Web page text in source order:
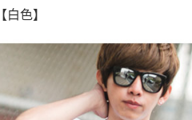
３．收到繳費通知簡訊後14天內，點
／ATM／網路銀行／等多元方式進行
絡購買商品的店家。未經商家同意取
先享後付繳納相關費用。
※ 交易是否成功請以「AFTEE先享
是否繳費成功／繳費後需取消欲退款
付客戶支援中心」https://
每筆NT$80，滿NT$1,800(含以上
7-11付款取貨
每筆NT$80，滿NT$1,800(含以
先付款後7-11取貨
每筆NT$80，滿NT$1,800(含以上
【白色】